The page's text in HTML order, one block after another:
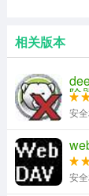
极品五笔
汉字输入
>>下载 93 次
王码五笔输
相关版本
除
安
安